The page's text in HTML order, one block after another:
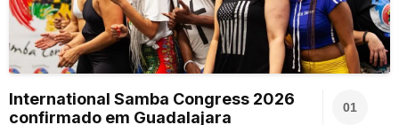
International Samba Congress 2026
confirmado em Guadalajara
01